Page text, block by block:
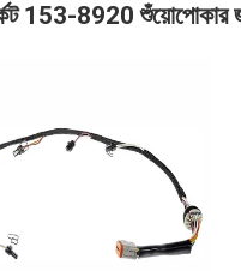
153-8920 শুঁয়োপোকার